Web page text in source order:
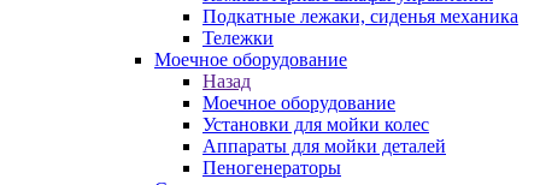
Подкатные лежаки, сиденья механика
Тележки
Моечное оборудование
Назад
Моечное оборудование
Установки для мойки колес
Аппараты для мойки деталей
Пеногенераторы